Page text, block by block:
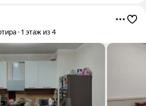
1 этаж из 4